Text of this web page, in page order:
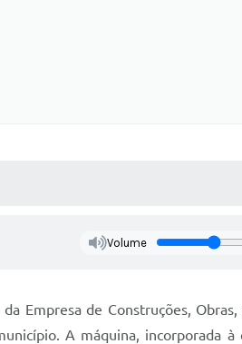
Volume
Empresa de Construções, Obras,
A máquina, incorporada à